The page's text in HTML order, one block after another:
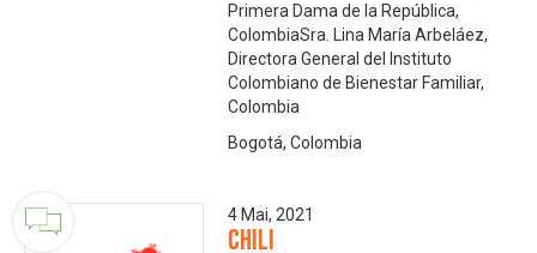
Primera Dama de la República,
ColombiaSra. Lina María Arbeláez,
Directora General del Instituto
Colombiano de Bienestar Familiar,
Colombia
Bogotá, Colombia
4 Mai, 2021
Chili